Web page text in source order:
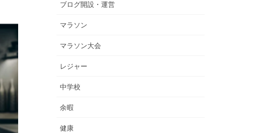
ブログ開設・運営
マラソン
マラソン大会
レジャー
中学校
余暇
健康